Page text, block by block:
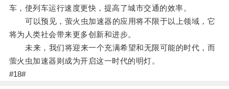
车，使列车运行速度更快，提高了城市交通的效率。
可以预见，萤火虫加速器的应用将不限于以上领域，它
将为人类社会带来更多创新和进步。
未来，我们将迎来一个充满希望和无限可能的时代，而
萤火虫加速器则成为开启这一时代的明灯。
#18#